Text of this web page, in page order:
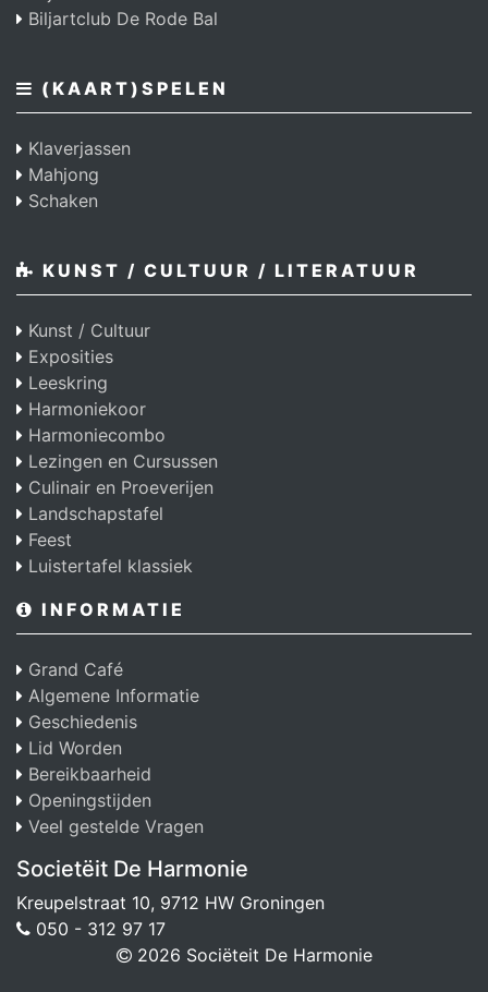
Biljartclub De Rode Bal
(KAART)SPELEN
Klaverjassen
Mahjong
Schaken
KUNST / CULTUUR / LITERATUUR
Kunst / Cultuur
Exposities
Leeskring
Harmoniekoor
Harmoniecombo
Lezingen en Cursussen
Culinair en Proeverijen
Landschapstafel
Feest
Luistertafel klassiek
INFORMATIE
Grand Café
Algemene Informatie
Geschiedenis
Lid Worden
Bereikbaarheid
Openingstijden
Veel gestelde Vragen
Societëit De Harmonie
Kreupelstraat 10, 9712 HW Groningen
050 - 312 97 17
2026 Sociëteit De Harmonie